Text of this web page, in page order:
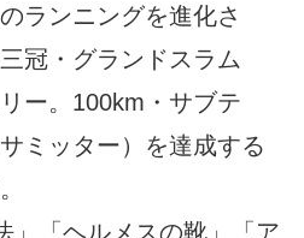
ランニングを進化さ
冠・グランドスラム
ー。100km・サブテ
ミッター）を達成する
」「ヘルメスの靴」「ア